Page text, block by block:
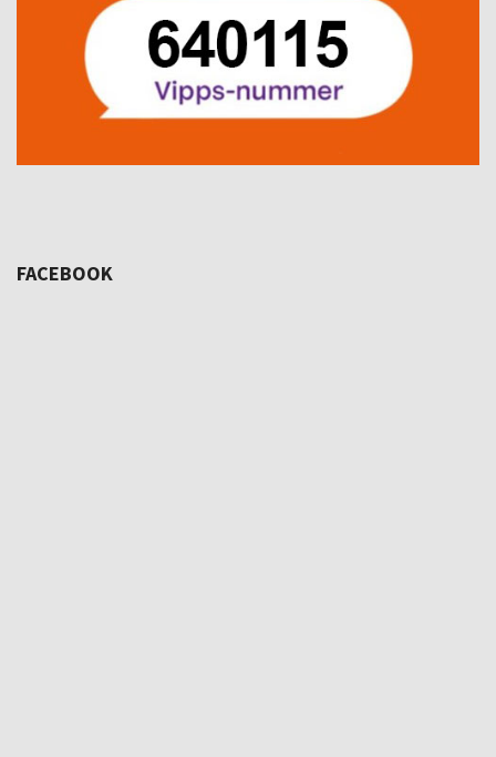
FACEBOOK